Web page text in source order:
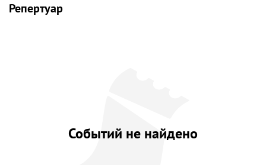
Репертуар
Событий не найдено